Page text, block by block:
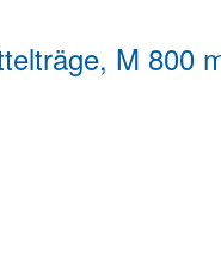
M 800